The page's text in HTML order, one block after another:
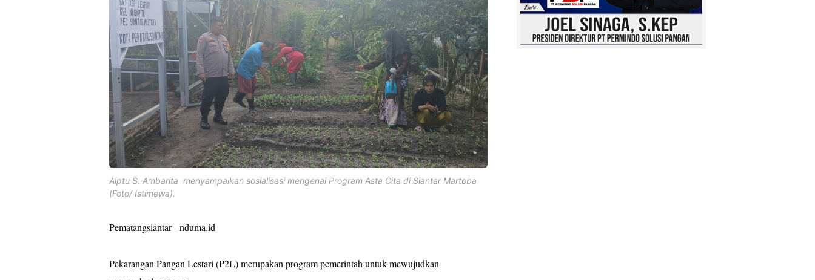
Aiptu S. Ambarita menyampaikan sosialisasi mengenai Program Asta Cita di Siantar Martoba
(Foto/ Istimewa).
Pematangsiantar - nduma.id
Pekarangan Pangan Lestari (P2L) merupakan program pemerintah untuk mewujudkan